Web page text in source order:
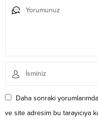
Daha sonraki
ve site adresim bu tarayıcıya